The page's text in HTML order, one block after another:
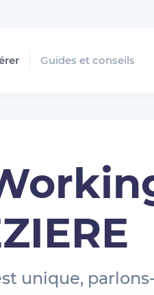
Guides et conseils
unique,